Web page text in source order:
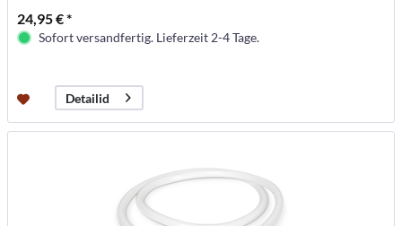
24,95 € *
Sofort versandfertig. Lieferzeit 2-4 Tage.
Detailid